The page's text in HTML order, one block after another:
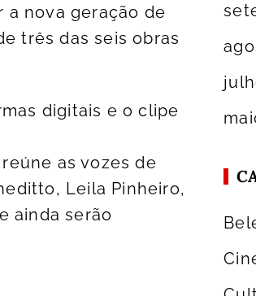
nova geração de
três das seis obras
digitais e o clipe
as vozes de
Leila Pinheiro,
ainda serão